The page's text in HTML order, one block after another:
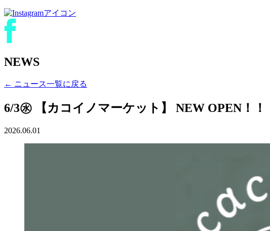
NEWS
← ニュース一覧に戻る
6/3㊌ 【カコイノマーケット】 NEW OPEN！！
2026.06.01